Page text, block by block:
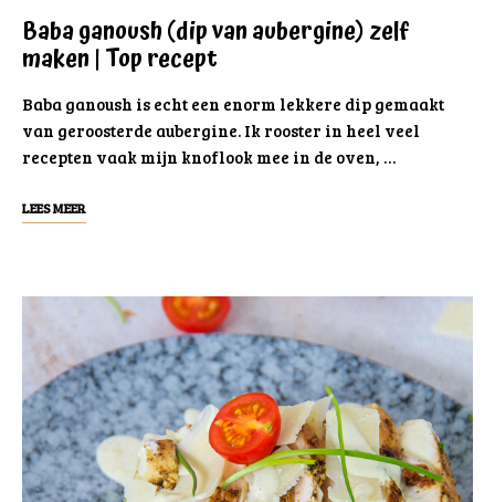
Baba ganoush (dip van aubergine) zelf
maken | Top recept
Baba ganoush is echt een enorm lekkere dip gemaakt
van geroosterde aubergine. Ik rooster in heel veel
recepten vaak mijn knoflook mee in de oven, …
LEES MEER